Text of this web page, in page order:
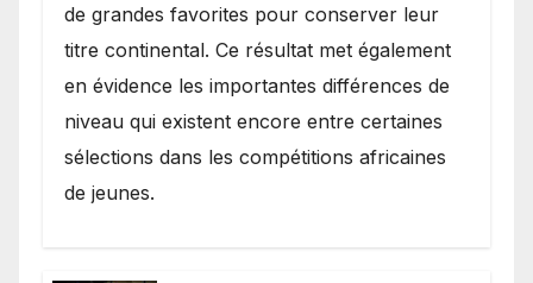
de grandes favorites pour conserver leur
titre continental. Ce résultat met également
en évidence les importantes différences de
niveau qui existent encore entre certaines
sélections dans les compétitions africaines
de jeunes.